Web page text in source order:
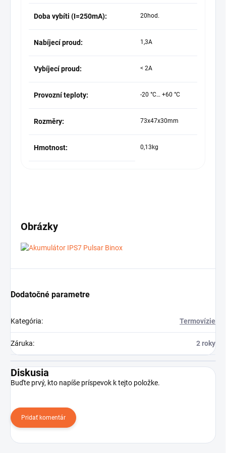
Doba vybíti (I=250mA): 20hod.
Nabíjecí proud: 1,3A
Vybíjecí proud: < 2A
Provozní teploty: -20 °С… +60 °C
Rozměry: 73x47x30mm
Hmotnost: 0,13kg
Obrázky
Dodatočné parametre
Kategória: Termovízie
Záruka: 2 roky
Diskusia
Buďte prvý, kto napíše príspevok k tejto položke.
Pridať komentár